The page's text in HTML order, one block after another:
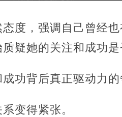
度，强调自己曾经
疑她的关注和成功是
功背后真正驱动力的
变得紧张。